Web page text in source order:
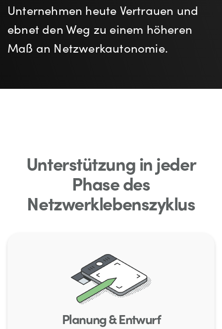
Unternehmen heute Vertrauen und
ebnet den Weg zu einem höheren
Maß an Netzwerkautonomie.
Unterstützung in jeder
Phase des
Netzwerklebenszyklus
Planung & Entwurf